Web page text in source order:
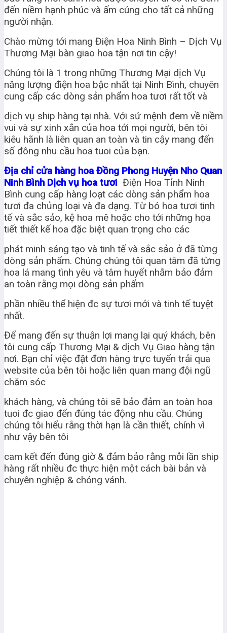
đến niềm hạnh phúc và ấm cúng cho tất cả những
người nhận.
Chào mừng tới mang Điện Hoa Ninh Bình – Dịch Vụ
Thương Mại bàn giao hoa tận nơi tin cậy!
Chúng tôi là 1 trong những Thương Mại dịch Vụ
năng lượng điện hoa bậc nhất tại Ninh Bình, chuyên
cung cấp các dòng sản phẩm hoa tươi rất tốt và
dịch vụ ship hàng tại nhà. Với sứ mệnh đem về niềm
vui và sự xinh xắn của hoa tới mọi người, bên tôi
kiêu hãnh là liên quan an toàn và tin cậy mang đến
số đông nhu cầu hoa tuoi của bạn.
Địa chỉ cửa hàng hoa Đồng Phong Huyện Nho Quan
Ninh Bình Dịch vụ hoa tươi Điện Hoa Tỉnh Ninh
Bình cung cấp hàng loạt các dòng sản phẩm hoa
tươi đa chủng loại và đa dạng. Từ bó hoa tươi tinh
tế và sắc sảo, kệ hoa mê hoặc cho tới những họa
tiết thiết kế hoa đặc biệt quan trọng cho các
phát minh sáng tạo và tinh tế và sắc sảo ở đã từng
dòng sản phẩm. Chúng chúng tôi quan tâm đã từng
hoa lá mang tình yêu và tâm huyết nhằm bảo đảm
an toàn rằng mọi dòng sản phẩm
phần nhiều thể hiện đc sự tươi mới và tinh tế tuyệt
nhất.
Để mang đến sự thuận lợi mang lại quý khách, bên
tôi cung cấp Thương Mại & dịch Vụ Giao hàng tận
nơi. Bạn chỉ việc đặt đơn hàng trực tuyến trải qua
website của bên tôi hoặc liên quan mang đội ngũ
chăm sóc
khách hàng, và chúng tôi sẽ bảo đảm an toàn hoa
tuoi đc giao đến đúng tác động nhu cầu. Chúng
chúng tôi hiểu rằng thời hạn là cần thiết, chính vì
như vậy bên tôi
cam kết đến đúng giờ & đảm bảo rằng mỗi lần ship
hàng rất nhiều đc thực hiện một cách bài bản và
chuyên nghiệp & chóng vánh.